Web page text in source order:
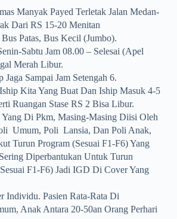
Manyak Payed Terletak Jalan Medan-
Dari RS 15-20 Menitan
Patas, Bus Kecil (jumbo).
Sabtu Jam 08.00 – Selesai (apel
Merah Libur.
Jaga Sampai Jam Setengah 6.
Kita Yang Buat Dan Iship Masuk 4-5
Ruangan Stase RS 2 Bisa Libur.
Yang Di Pkm, Masing-Masing Diisi Oleh
Umum, Poli Lansia, Dan Poli Anak,
Turun Program (sesuai F1-F6) Yang
Diperbantukan Untuk Turun
F1-F6) Jadi IGD Di Cover Yang
Individu. Pasien Rata-Rata Di
Anak Antara 20-50an Orang Perhari